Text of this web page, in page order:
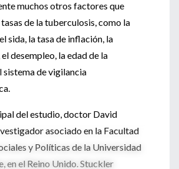
muchos otros factores que
de la tuberculosis, como la
sida, la tasa de inflación, la
desempleo, la edad de la
sistema de vigilancia
del estudio, doctor David
asociado en la Facultad
y Políticas de la Universidad
en el Reino Unido. Stuckler